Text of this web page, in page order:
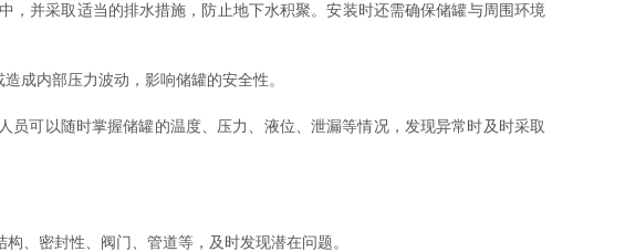
并采取适当的排水措施，防止地下水积聚。安装时还需确保储罐与周围环境
内部压力波动，影响储罐的安全性。
可以随时掌握储罐的温度、压力、液位、泄漏等情况，发现异常时及时采取
密封性、阀门、管道等，及时发现潜在问题。